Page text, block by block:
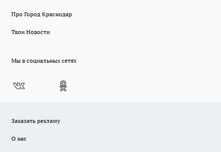
Про Город Краснодар
Твои Новости
Мы в социальных сетях
Заказать рекламу
О нас